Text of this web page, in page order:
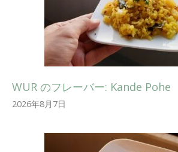
WUR のフレーバー: Kande Pohe
2026年8月7日